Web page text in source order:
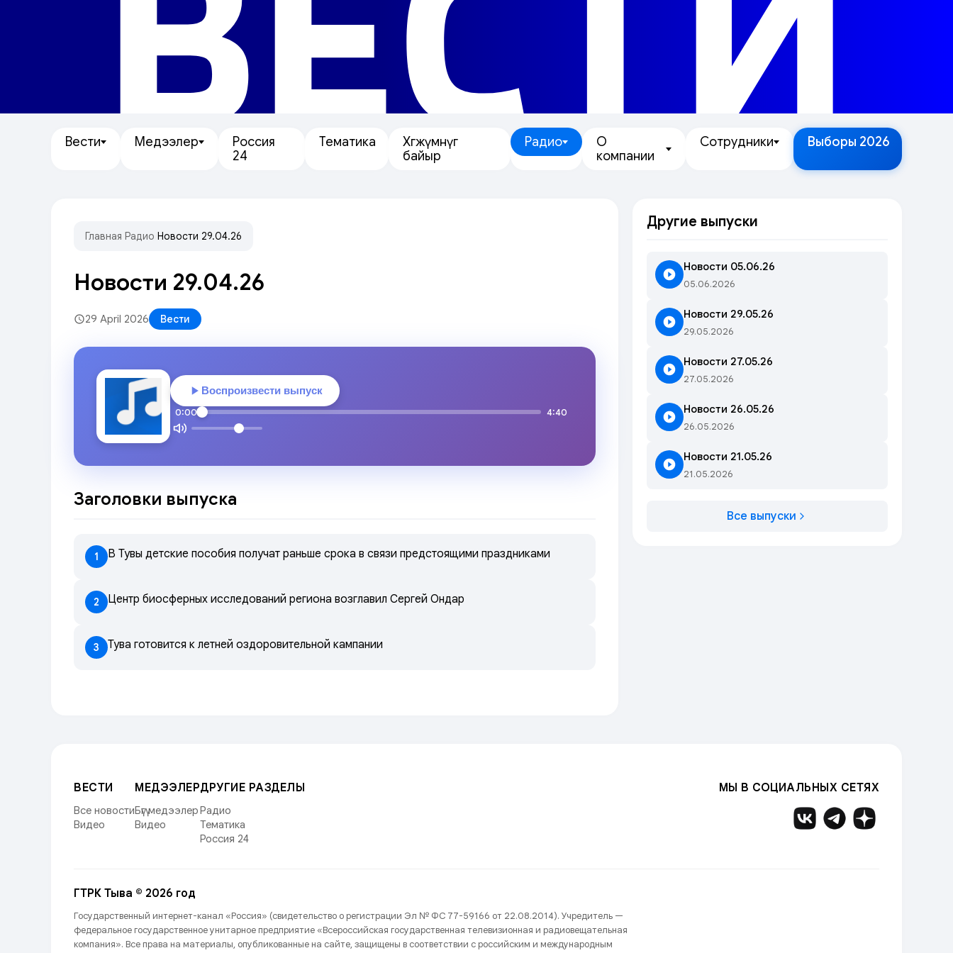
ВЕСТИ
Вести Медээлер
Россия
24
Тематика
Хөгжүмнүг
байыр
Радио
О
компании
Сотрудники Выборы 2026
Главная Радио Новости 29.04.26
Новости 29.04.26
29 April 2026 Вести
Воспроизвести выпуск
0:00
4:40
Заголовки выпуска
1 В Тувы детские пособия получат раньше срока в связи предстоящими праздниками
2 Центр биосферных исследований региона возглавил Сергей Ондар
3 Тува готовится к летней оздоровительной кампании
Другие выпуски
Новости 05.06.26
05.06.2026
Новости 29.05.26
29.05.2026
Новости 27.05.26
27.05.2026
Новости 26.05.26
26.05.2026
Новости 21.05.26
21.05.2026
Все выпуски
ВЕСТИ
Все новости
Видео
МЕДЭЭЛЕР
Бүгү медээлер
Видео
ДРУГИЕ РАЗДЕЛЫ
Радио
Тематика
Россия 24
МЫ В СОЦИАЛЬНЫХ СЕТЯХ
ГТРК Тыва © 2026 год
Государственный интернет-канал «Россия» (свидетельство о регистрации Эл № ФС 77-59166 от 22.08.2014). Учредитель —
федеральное государственное унитарное предприятие «Всероссийская государственная телевизионная и радиовещательная
компания». Все права на материалы, опубликованные на сайте, защищены в соответствии с российским и международным